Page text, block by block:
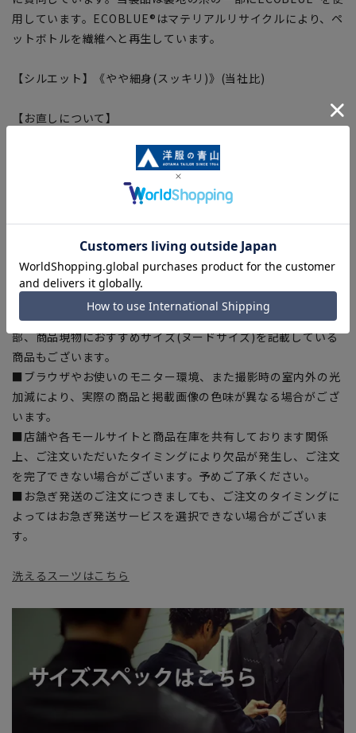
用しています。ECOBLUE®はマテリアルリサイクルにより、ペ
ットボトルを繊維へと再生しています。
【シルエット】《やや細身(スッキリ)》(当社比)
【お直しについて】
■商品画像はサンプルのため、色味やサイズ等の仕様に変更が
入の目安としてご利用ください。
■生地や仕様・デザインにより、着用感や実際のサイズ表に若
干の誤差が生じる場合がございます。予めご了承ください。
■サイズスペックは仕上がりサイズを記載しております。一
部、商品現物におすすめサイズ(ヌードサイズ)を記載している
商品もございます。
■ブラウザやお使いのモニター環境、また撮影時の室内外の光
加減により、実際の商品と掲載画像の色味が異なる場合がござ
います。
■店舗や各モールサイトと商品在庫を共有しております関係
上、ご注文いただいたタイミングにより欠品が発生し、ご注文
を完了できない場合がございます。予めご了承ください。
■お急ぎ発送のご注文につきましても、ご注文のタイミングに
よってはお急ぎ発送サービスを選択できない場合がございま
す。
洗えるスーツはこちら